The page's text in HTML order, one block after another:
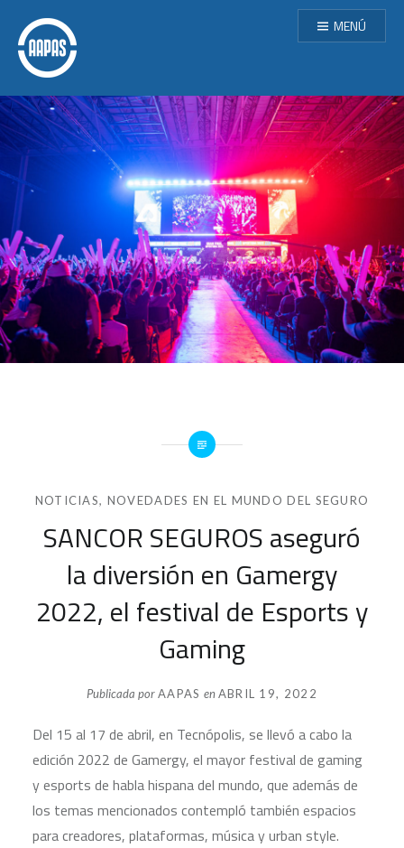
contenido
AAPAS
MENÚ
NOTICIAS, NOVEDADES EN EL MUNDO DEL SEGURO
SANCOR SEGUROS aseguró
la diversión en Gamergy
2022, el festival de Esports y
Gaming
Publicada porAAPAS enABRIL 19, 2022
Del 15 al 17 de abril, en Tecnópolis, se llevó a cabo la
edición 2022 de Gamergy, el mayor festival de gaming
y esports de habla hispana del mundo, que además de
los temas mencionados contempló también espacios
para creadores, plataformas, música y urban style.